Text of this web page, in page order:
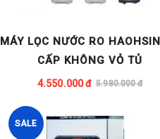
MÁY LỌC NƯỚC RO
CẤP KHÔNG VỎ TỦ
4.550.000 đ 5.980.000 đ
SALE